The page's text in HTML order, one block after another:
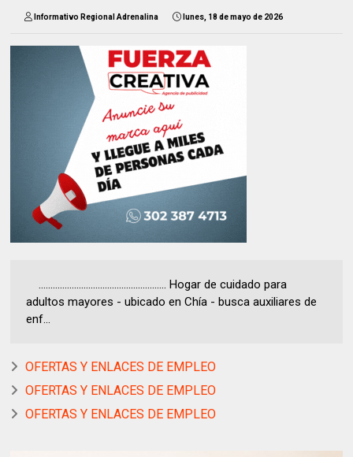
Informativo Regional Adrenalina lunes, 18 de mayo de 2026
...................................................... Hogar de cuidado para
adultos mayores - ubicado en Chía - busca auxiliares de
enf...
OFERTAS Y ENLACES DE EMPLEO
OFERTAS Y ENLACES DE EMPLEO
OFERTAS Y ENLACES DE EMPLEO